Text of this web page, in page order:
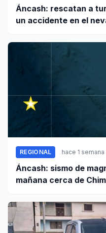
Áncash: rescatan a
un accidente en el
REGIONAL hace 1 semana
Áncash: sismo de
mañana cerca de